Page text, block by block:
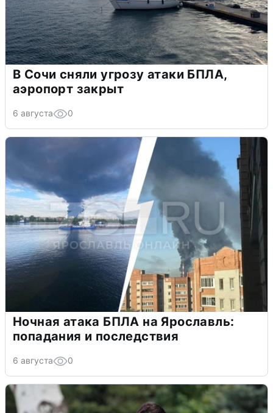
В Сочи сняли угрозу атаки БПЛА,
аэропорт закрыт
6 августа 0
Ночная атака БПЛА на Ярославль:
попадания и последствия
6 августа 0